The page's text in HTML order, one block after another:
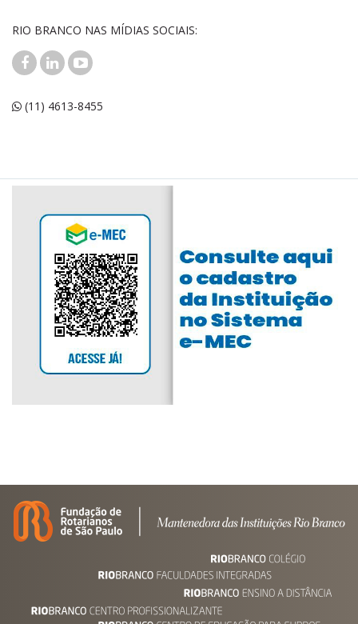
RIO BRANCO NAS MÍDIAS SOCIAIS:
(11) 4613-8455